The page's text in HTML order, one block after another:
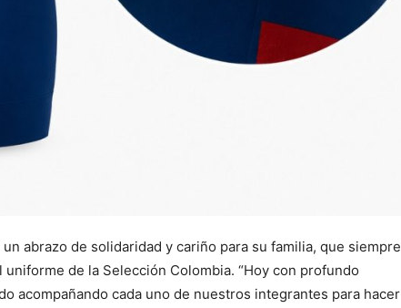
abrazo de solidaridad y cariño para su familia, que siempre
de la Selección Colombia. “Hoy con profundo
acompañando cada uno de nuestros integrantes para hacer